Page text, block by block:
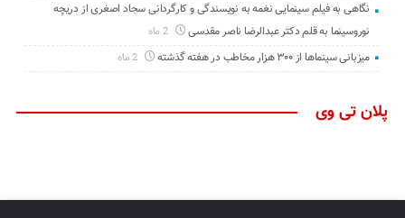
نگاهی به فیلم سینمایی نغمه به نویسندگی و کارگردانی سجاد اصغری از دریچه
نوروسینما به قلم دکتر عبدالرضا ناصر مقدسی
2 ماه
میزبانی سینماها از ۳۰۰ هزار مخاطب در هفته گذشته 2 ماه
پلان تی وی